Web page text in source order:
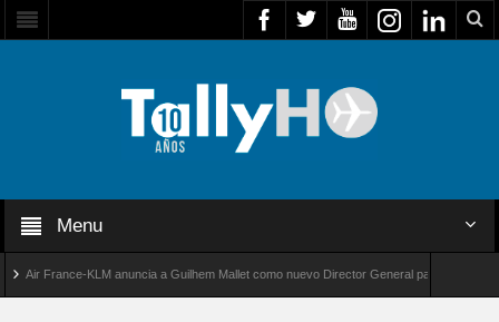
Menu
France-KLM anuncia a Guilhem Mallet como nuevo Director General para América Latina